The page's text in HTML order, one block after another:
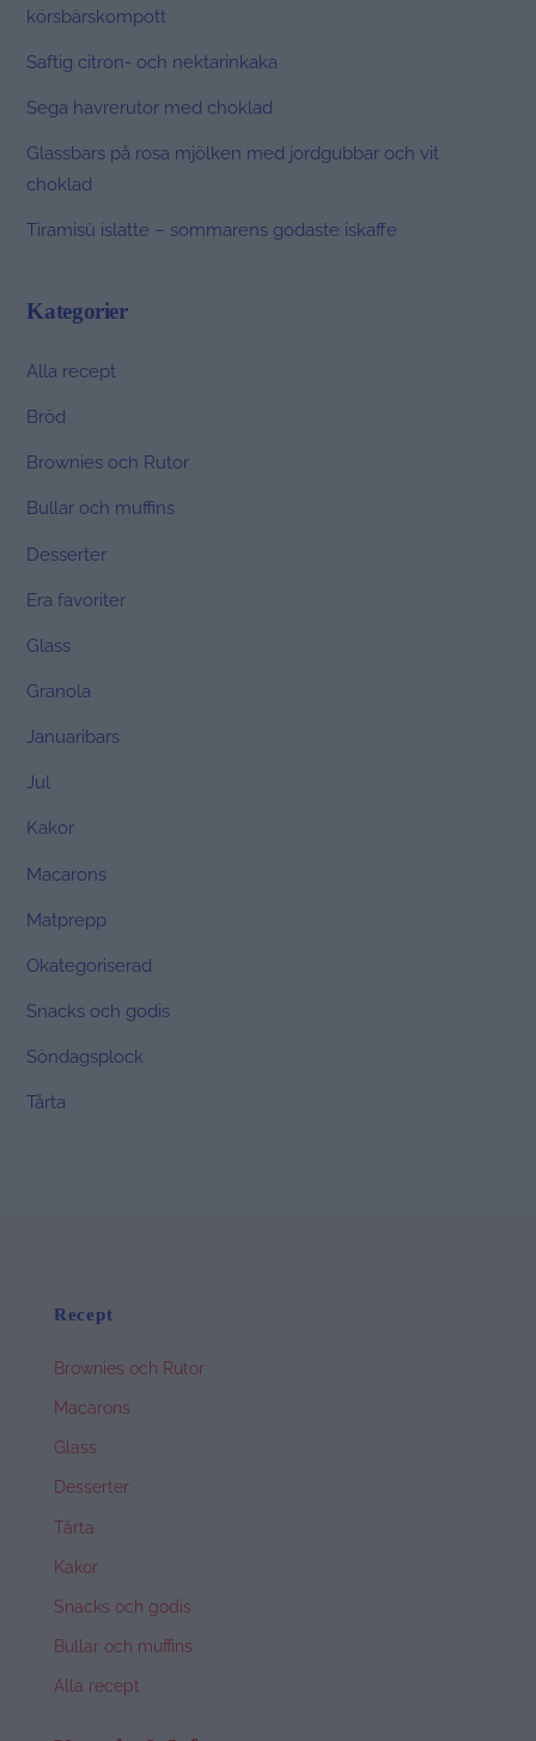
körsbärskompott
Saftig citron- och nektarinkaka
Sega havrerutor med choklad
Glassbars på rosa mjölken med jordgubbar och vit
choklad
Tiramisù islatte – sommarens godaste iskaffe
Kategorier
Alla recept
Bröd
Brownies och Rutor
Bullar och muffins
Desserter
Era favoriter
Glass
Granola
Januaribars
Jul
Kakor
Macarons
Matprepp
Okategoriserad
Snacks och godis
Söndagsplock
Tårta
Recept
Brownies och Rutor
Macarons
Glass
Desserter
Tårta
Kakor
Snacks och godis
Bullar och muffins
Alla recept